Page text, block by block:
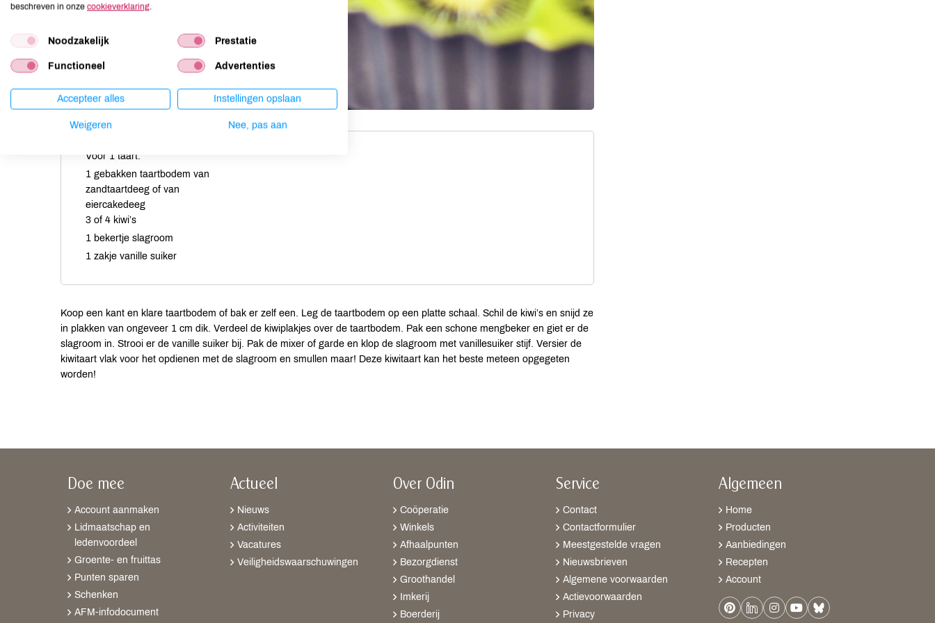
Voor 1 taart:
1 gebakken taartbodem van
zandtaartdeeg of van
eiercakedeeg
3 of 4 kiwi’s
1 bekertje slagroom
1 zakje vanille suiker
Koop een kant en klare taartbodem of bak er zelf een. Leg de taartbodem op een platte schaal. Schil de kiwi’s en snijd ze
in plakken van ongeveer 1 cm dik. Verdeel de kiwiplakjes over de taartbodem. Pak een schone mengbeker en giet er de
slagroom in. Strooi er de vanille suiker bij. Pak de mixer of garde en klop de slagroom met vanillesuiker stijf. Versier de
kiwitaart vlak voor het opdienen met de slagroom en smullen maar! Deze kiwitaart kan het beste meteen opgegeten
worden!
Doe mee
Account aanmaken
Lidmaatschap en
ledenvoordeel
Groente- en fruittas
Punten sparen
Schenken
AFM-infodocument
Actueel
Nieuws
Activiteiten
Vacatures
Veiligheidswaarschuwingen
Over Odin
Coöperatie
Winkels
Afhaalpunten
Bezorgdienst
Groothandel
Imkerij
Boerderij
Service
Contact
Contactformulier
Meestgestelde vragen
Nieuwsbrieven
Algemene voorwaarden
Actievoorwaarden
Privacy
Algemeen
Home
Producten
Aanbiedingen
Recepten
Account
beschreven in onze cookieverklaring.
Noodzakelijk Prestatie
Functioneel Advertenties
Accepteer alles Instellingen opslaan
Weigeren Nee, pas aan